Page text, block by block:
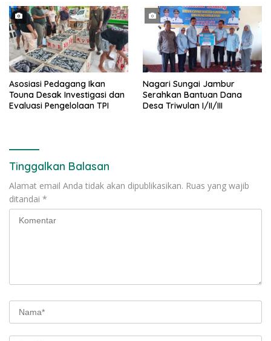
Asosiasi Pedagang Ikan
Touna Desak Investigasi dan
Evaluasi Pengelolaan TPI
Nagari Sungai Jambur
Serahkan Bantuan Dana
Desa Triwulan I/II/III
Tinggalkan Balasan
Alamat email Anda tidak akan dipublikasikan. Ruas yang wajib
ditandai *